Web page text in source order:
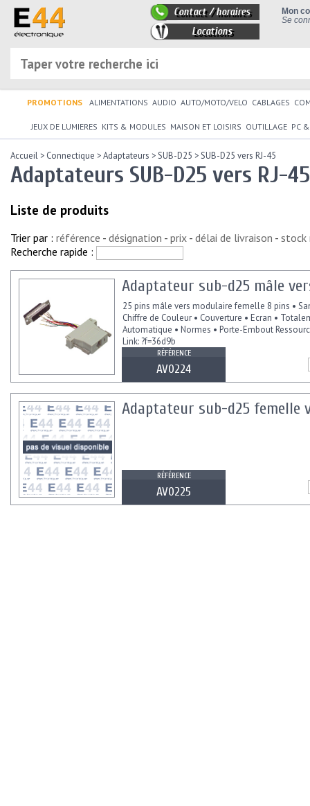
Mon
Se
Contact / horaires
Locations
PROMOTIONS ALIMENTATIONS AUDIO AUTO/MOTO/VELO CABLAGES
JEUX DE LUMIERES KITS & MODULES MAISON ET LOISIRS OUTILLAGE PC
Accueil > Connectique >Adaptateurs >SUB-D25 >SUB-D25 vers RJ-45
Adaptateurs SUB-D25 vers RJ-45
Liste de produits
Trier par : référence - désignation - prix - délai de livraison - stock
Recherche rapide :
Adaptateur sub-d25 mâle
25 pins mâle vers modulaire femelle 8 pins •
Chiffre de Couleur • Couverture • Ecran •
Automatique • Normes • Porte-Embout
Link: ?f=36d9b
RÉFÉRENCE
AV0224
Adaptateur sub-d25 femelle
RÉFÉRENCE
AV0225